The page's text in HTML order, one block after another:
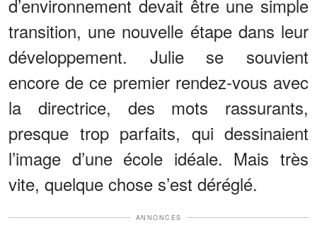
d’environnement devait être une simple
transition, une nouvelle étape dans leur
développement. Julie se souvient
encore de ce premier rendez-vous avec
la directrice, des mots rassurants,
presque trop parfaits, qui dessinaient
l’image d’une école idéale. Mais très
vite, quelque chose s’est déréglé.
ANNONCES